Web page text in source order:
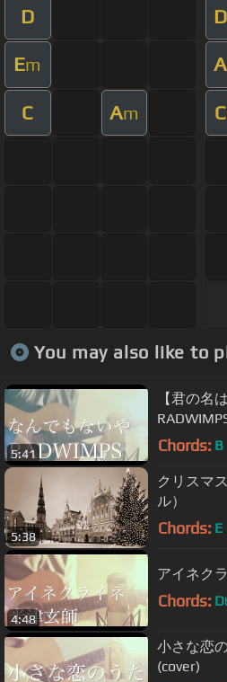
D D
Em A
C Am C
You may also like to
5:41
【君の名
Chords: B
5:38
クリスマ
ル）
Chords: E
4:48
アイネク
Chords: D
小さな恋
(cover)